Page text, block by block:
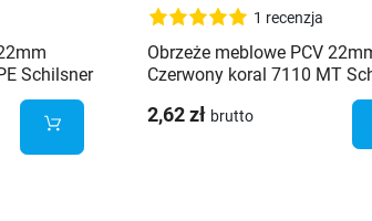
Schilsner
1 recenzja
Obrzeże meblowe PCV
Czerwony koral 7110 MT
2,62 zł brutto